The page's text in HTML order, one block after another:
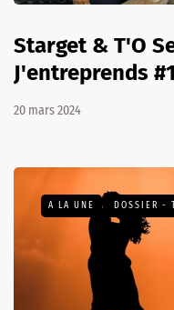
Starget & T'O
J'entreprends
20 mars 2024
A LA UNE DOSSIER -